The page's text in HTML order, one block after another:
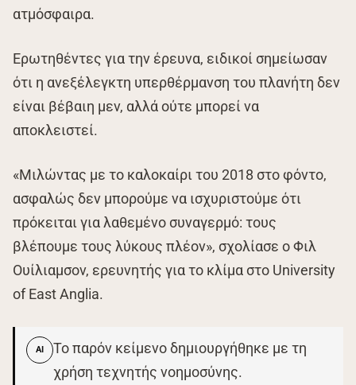
ατμόσφαιρα.
Ερωτηθέντες για την έρευνα, ειδικοί σημείωσαν
ότι η ανεξέλεγκτη υπερθέρμανση του πλανήτη δεν
είναι βέβαιη μεν, αλλά ούτε μπορεί να
αποκλειστεί.
«Μιλώντας με το καλοκαίρι του 2018 στο φόντο,
ασφαλώς δεν μπορούμε να ισχυριστούμε ότι
πρόκειται για λαθεμένο συναγερμό: τους
βλέπουμε τους λύκους πλέον», σχολίασε ο Φιλ
Ουίλιαμσον, ερευνητής για το κλίμα στο University
of East Anglia.
AI
Το παρόν κείμενο δημιουργήθηκε με τη
χρήση τεχνητής νοημοσύνης.